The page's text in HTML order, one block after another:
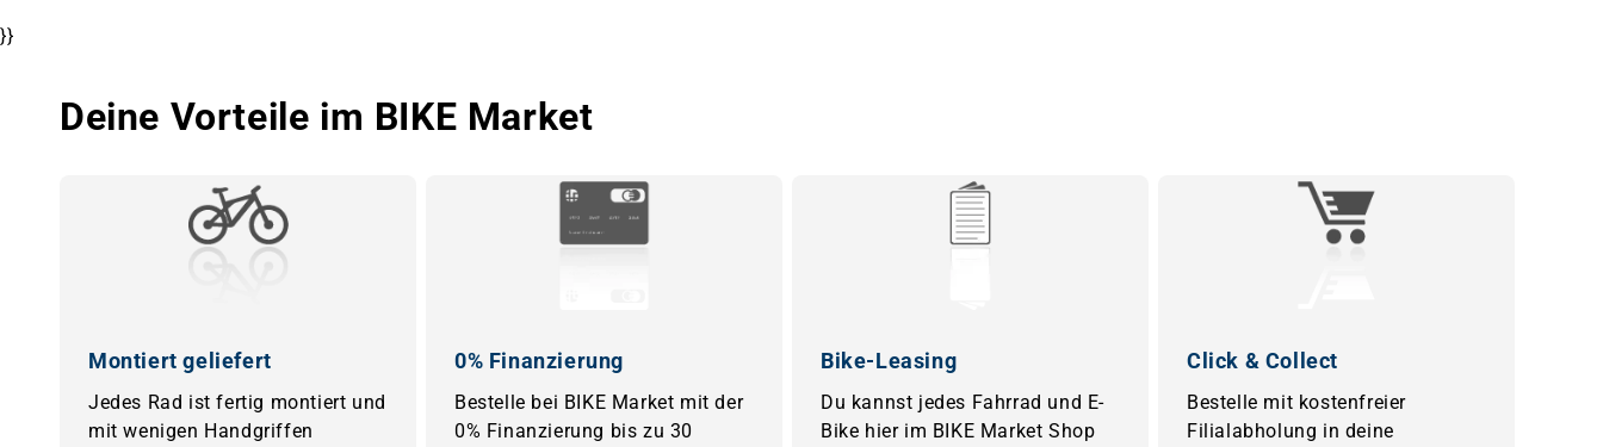
}}
Deine Vorteile im BIKE Market
Montiert geliefert
Jedes Rad ist fertig montiert und
mit wenigen Handgriffen
0% Finanzierung
Bestelle bei BIKE Market mit der
0% Finanzierung bis zu 30
Bike-Leasing
Du kannst jedes Fahrrad und E-
Bike hier im BIKE Market Shop
Click & Collect
Bestelle mit kostenfreier
Filialabholung in deine